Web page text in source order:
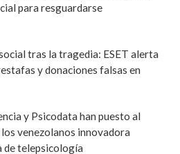
para resguardarse
tras la tragedia: ESET alerta
y donaciones falsas en
y Psicodata han puesto al
venezolanos innovadora
telepsicología